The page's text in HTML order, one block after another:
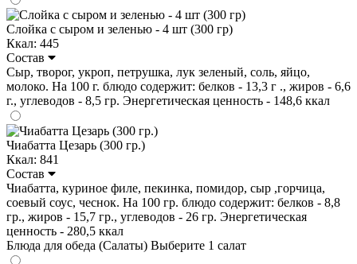
Слойка с сыром и зеленью - 4 шт (300 гр)
Ккал: 445
Состав
Сыр, творог, укроп, петрушка, лук зеленый, соль, яйцо,
молоко. На 100 г. блюдо содержит: белков - 13,3 г ., жиров - 6,6
г., углеводов - 8,5 гр. Энергетическая ценность - 148,6 ккал
Чиабатта Цезарь (300 гр.)
Ккал: 841
Состав
Чиабатта, куриное филе, пекинка, помидор, сыр ,горчица,
соевый соус, чеснок. На 100 гр. блюдо содержит: белков - 8,8
гр., жиров - 15,7 гр., углеводов - 26 гр. Энергетическая
ценность - 280,5 ккал
Блюда для обеда (Салаты) Выберите 1 салат